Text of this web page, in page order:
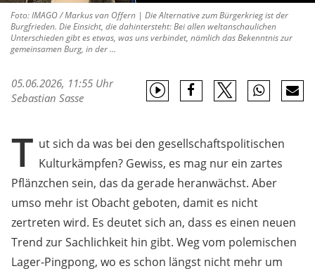
Foto: IMAGO / Markus van Offern | Die Alternative zum Bürgerkrieg ist der
Burgfrieden. Die Einsicht, die dahintersteht: Bei allen weltanschaulichen
Unterschieden gibt es etwas, was uns verbindet, nämlich das Bekenntnis zur
gemeinsamen Burg, in der ...
05.06.2026, 11:55 Uhr
Sebastian Sasse
T ut sich da was bei den gesellschaftspolitischen
Kulturkämpfen? Gewiss, es mag nur ein zartes
Pflänzchen sein, das da gerade heranwächst. Aber
umso mehr ist Obacht geboten, damit es nicht
zertreten wird. Es deutet sich an, dass es einen neuen
Trend zur Sachlichkeit hin gibt. Weg vom polemischen
Lager-Pingpong, wo es schon längst nicht mehr um